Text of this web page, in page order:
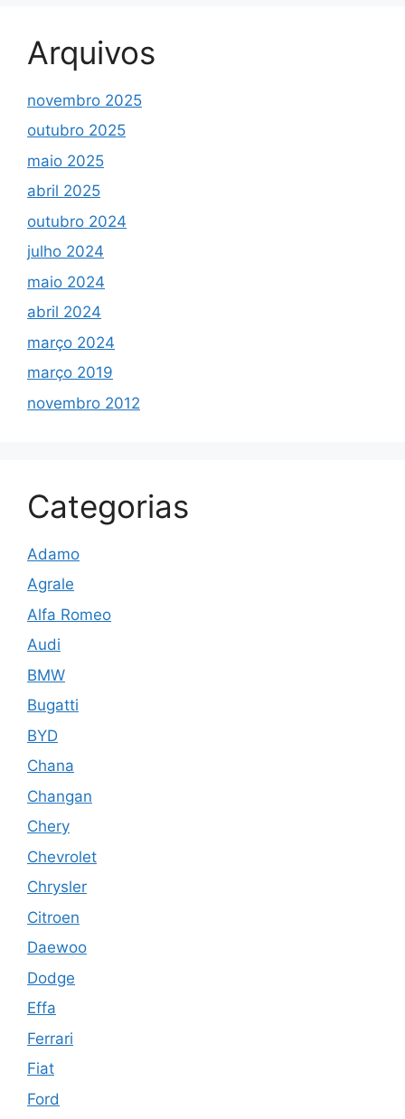
Arquivos
novembro 2025
outubro 2025
maio 2025
abril 2025
outubro 2024
julho 2024
maio 2024
abril 2024
março 2024
março 2019
novembro 2012
Categorias
Adamo
Agrale
Alfa Romeo
Audi
BMW
Bugatti
BYD
Chana
Changan
Chery
Chevrolet
Chrysler
Citroen
Daewoo
Dodge
Effa
Ferrari
Fiat
Ford